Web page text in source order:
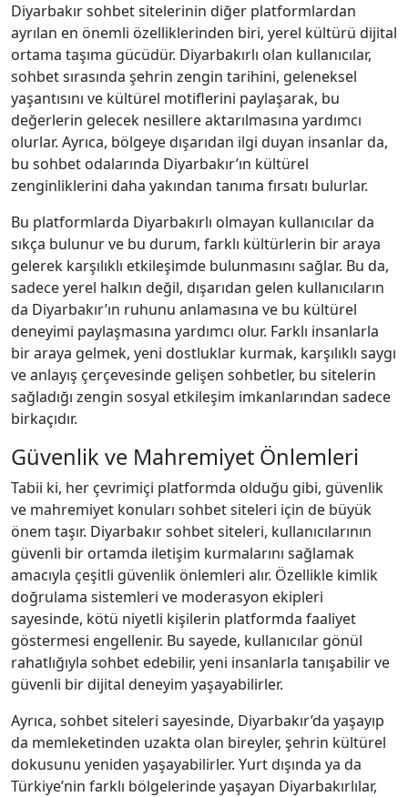
Diyarbakır sohbet sitelerinin diğer platformlardan
ayrılan en önemli özelliklerinden biri, yerel kültürü dijital
ortama taşıma gücüdür. Diyarbakırlı olan kullanıcılar,
sohbet sırasında şehrin zengin tarihini, geleneksel
yaşantısını ve kültürel motiflerini paylaşarak, bu
değerlerin gelecek nesillere aktarılmasına yardımcı
olurlar. Ayrıca, bölgeye dışarıdan ilgi duyan insanlar da,
bu sohbet odalarında Diyarbakır’ın kültürel
zenginliklerini daha yakından tanıma fırsatı bulurlar.
Bu platformlarda Diyarbakırlı olmayan kullanıcılar da
sıkça bulunur ve bu durum, farklı kültürlerin bir araya
gelerek karşılıklı etkileşimde bulunmasını sağlar. Bu da,
sadece yerel halkın değil, dışarıdan gelen kullanıcıların
da Diyarbakır’ın ruhunu anlamasına ve bu kültürel
deneyimi paylaşmasına yardımcı olur. Farklı insanlarla
bir araya gelmek, yeni dostluklar kurmak, karşılıklı saygı
ve anlayış çerçevesinde gelişen sohbetler, bu sitelerin
sağladığı zengin sosyal etkileşim imkanlarından sadece
birkaçıdır.
Güvenlik ve Mahremiyet Önlemleri
Tabii ki, her çevrimiçi platformda olduğu gibi, güvenlik
ve mahremiyet konuları sohbet siteleri için de büyük
önem taşır. Diyarbakır sohbet siteleri, kullanıcılarının
güvenli bir ortamda iletişim kurmalarını sağlamak
amacıyla çeşitli güvenlik önlemleri alır. Özellikle kimlik
doğrulama sistemleri ve moderasyon ekipleri
sayesinde, kötü niyetli kişilerin platformda faaliyet
göstermesi engellenir. Bu sayede, kullanıcılar gönül
rahatlığıyla sohbet edebilir, yeni insanlarla tanışabilir ve
güvenli bir dijital deneyim yaşayabilirler.
Ayrıca, sohbet siteleri sayesinde, Diyarbakır’da yaşayıp
da memleketinden uzakta olan bireyler, şehrin kültürel
dokusunu yeniden yaşayabilirler. Yurt dışında ya da
Türkiye’nin farklı bölgelerinde yaşayan Diyarbakırlılar,